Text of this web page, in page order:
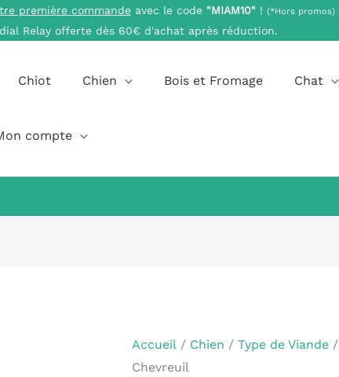
première commandeavec le code "MIAM10"! (*Hors promos)
Relay offerte dès 60€ d'achat après réduction.
Chiot Chien Bois et Fromage Chat
compte
Accueil / Chien /Type de Viande /
Chevreuil
de
Chevreuil